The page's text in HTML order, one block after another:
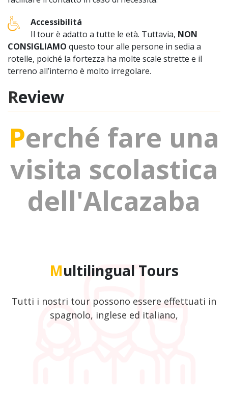
Accessibilitá
Il tour è adatto a tutte le età. Tuttavia, NON
CONSIGLIAMO questo tour alle persone in sedia a
rotelle, poiché la fortezza ha molte scale strette e il
terreno all’interno è molto irregolare.
Review
Perché fare una
visita scolastica
dell'Alcazaba
Multilingual Tours
Tutti i nostri tour possono essere effettuati in
spagnolo, inglese ed italiano,